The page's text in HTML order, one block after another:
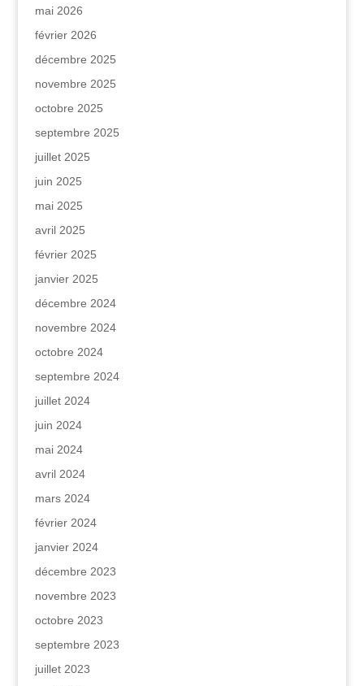
mai 2026
février 2026
décembre 2025
novembre 2025
octobre 2025
septembre 2025
juillet 2025
juin 2025
mai 2025
avril 2025
février 2025
janvier 2025
décembre 2024
novembre 2024
octobre 2024
septembre 2024
juillet 2024
juin 2024
mai 2024
avril 2024
mars 2024
février 2024
janvier 2024
décembre 2023
novembre 2023
octobre 2023
septembre 2023
juillet 2023